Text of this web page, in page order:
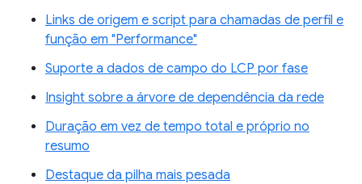
Links de origem e script para chamadas de perfil e
função em "Performance"
Suporte a dados de campo do LCP por fase
Insight sobre a árvore de dependência da rede
Duração em vez de tempo total e próprio no
resumo
Destaque da pilha mais pesada